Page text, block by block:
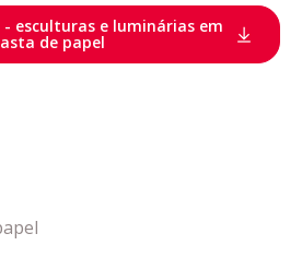
- esculturas e luminárias em
de papel